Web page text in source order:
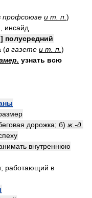
профсоюзе и т. п. )
инсайд
полусредний
(в газете и т. п. )
узнать всю
дорожка; б) ж.-д.
внутреннюю
работающий в